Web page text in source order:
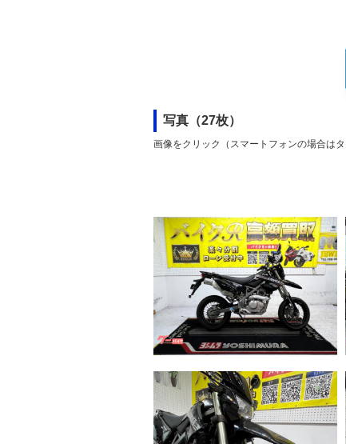
写真（27枚）
画像をクリック（スマートフォンの場合は